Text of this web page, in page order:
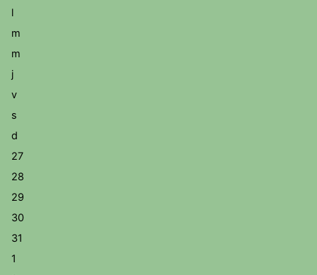
l
m
m
j
v
s
d
27
28
29
30
31
1